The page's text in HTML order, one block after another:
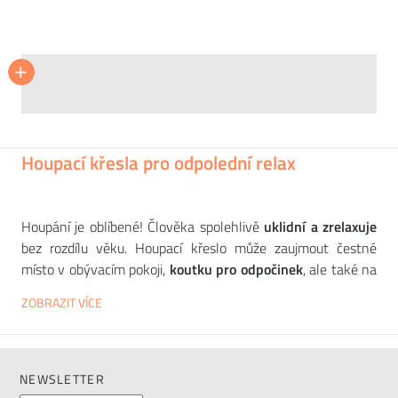
+
+
+
+
Houpací křesla pro odpolední relax
Houpání je oblíbené! Člověka spolehlivě uklidní a zrelaxuje
bez rozdílu věku. Houpací křeslo může zaujmout čestné
místo v obývacím pokoji, koutku pro odpočinek, ale také na
dílenrenomovaných evropských výrobců
kondicepo náročném dnu. Jedny z prvních houpacích křesel
ZOBRAZIT VÍCE
NEWSLETTER